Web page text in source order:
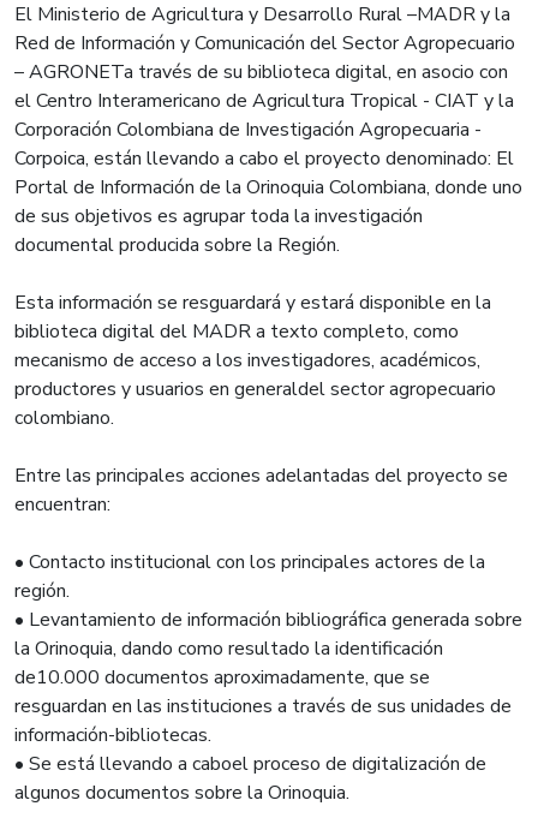
El Ministerio de Agricultura y Desarrollo Rural –MADR y la
Red de Información y Comunicación del Sector Agropecuario
– AGRONETa través de su biblioteca digital, en asocio con
el Centro Interamericano de Agricultura Tropical - CIAT y la
Corporación Colombiana de Investigación Agropecuaria -
Corpoica, están llevando a cabo el proyecto denominado: El
Portal de Información de la Orinoquia Colombiana, donde uno
de sus objetivos es agrupar toda la investigación
documental producida sobre la Región.
Esta información se resguardará y estará disponible en la
biblioteca digital del MADR a texto completo, como
mecanismo de acceso a los investigadores, académicos,
productores y usuarios en generaldel sector agropecuario
colombiano.
Entre las principales acciones adelantadas del proyecto se
encuentran:
• Contacto institucional con los principales actores de la
región.
• Levantamiento de información bibliográfica generada sobre
la Orinoquia, dando como resultado la identificación
de10.000 documentos aproximadamente, que se
resguardan en las instituciones a través de sus unidades de
información-bibliotecas.
• Se está llevando a caboel proceso de digitalización de
algunos documentos sobre la Orinoquia.